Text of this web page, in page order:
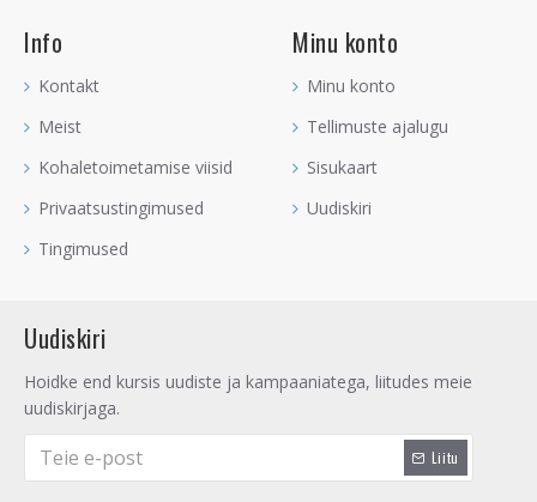
Info
Kontakt
Meist
Kohaletoimetamise viisid
Privaatsustingimused
Tingimused
Minu konto
Minu konto
Tellimuste ajalugu
Sisukaart
Uudiskiri
Uudiskiri
Hoidke end kursis uudiste ja kampaaniatega, liitudes meie
uudiskirjaga.
Liitu